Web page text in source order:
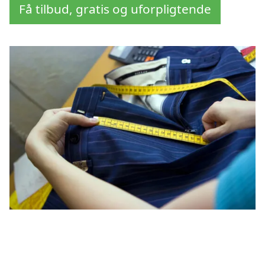
Få tilbud, gratis og uforpligtende